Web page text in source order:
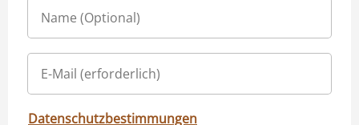
Datenschutzbestimmungen